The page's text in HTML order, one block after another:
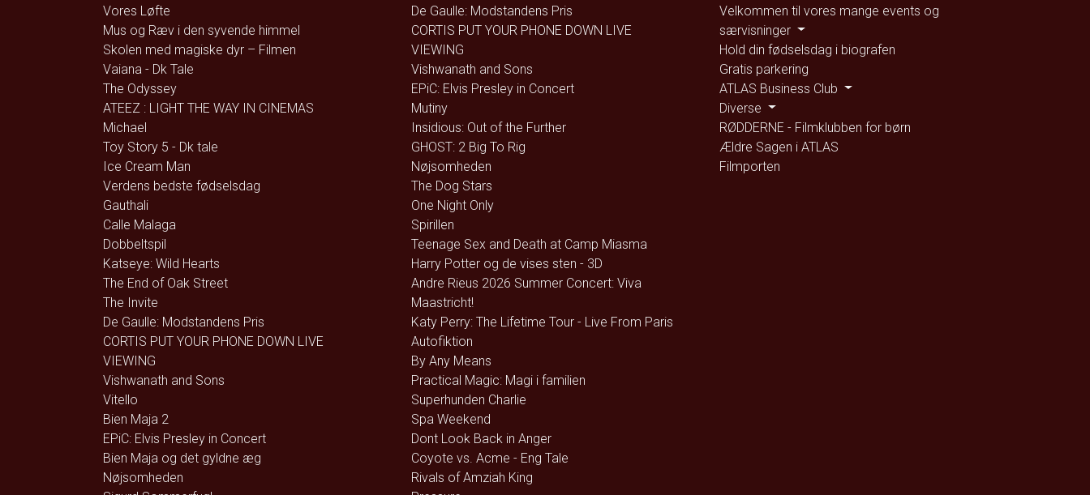
Vores Løfte
Mus og Ræv i den syvende himmel
Skolen med magiske dyr – Filmen
Vaiana - Dk Tale
The Odyssey
ATEEZ : LIGHT THE WAY IN CINEMAS
Michael
Toy Story 5 - Dk tale
Ice Cream Man
Verdens bedste fødselsdag
Gauthali
Calle Malaga
Dobbeltspil
Katseye: Wild Hearts
The End of Oak Street
The Invite
De Gaulle: Modstandens Pris
CORTIS PUT YOUR PHONE DOWN LIVE
VIEWING
Vishwanath and Sons
Vitello
Bien Maja 2
EPiC: Elvis Presley in Concert
Bien Maja og det gyldne æg
Nøjsomheden
De Gaulle: Modstandens Pris
CORTIS PUT YOUR PHONE DOWN LIVE
VIEWING
Vishwanath and Sons
EPiC: Elvis Presley in Concert
Mutiny
Insidious: Out of the Further
GHOST: 2 Big To Rig
Nøjsomheden
The Dog Stars
One Night Only
Spirillen
Teenage Sex and Death at Camp Miasma
Harry Potter og de vises sten - 3D
Andre Rieus 2026 Summer Concert: Viva
Maastricht!
Katy Perry: The Lifetime Tour - Live From Paris
Autofiktion
By Any Means
Practical Magic: Magi i familien
Superhunden Charlie
Spa Weekend
Dont Look Back in Anger
Coyote vs. Acme - Eng Tale
Rivals of Amziah King
Velkommen til vores mange events og
særvisninger
Hold din fødselsdag i biografen
Gratis parkering
ATLAS Business Club
Diverse
RØDDERNE - Filmklubben for børn
Ældre Sagen i ATLAS
Filmporten